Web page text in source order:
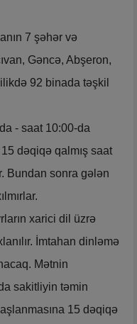
7 şəhər və
Gəncə, Abşeron,
92 binada təşkil
- saat 10:00-da
dəqiqə qalmış saat
Bundan sonra gələn
xarici dil üzrə
İmtahan dinləmə
Mətnin
sakitliyin təmin
15 dəqiqə